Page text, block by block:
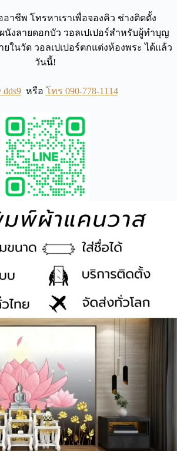
อาชีพ โทรหาเราเพื่อจองคิว ช่างติดตั้ง
นังลายดอกบัว วอลเปเปอร์สำหรับผู้ทำบุญ
ยในวัด วอลเปเปอร์ตกแต่งห้องพระ ได้แล้ว
วันนี้!
dds9หรือ โทร 090-778-1114